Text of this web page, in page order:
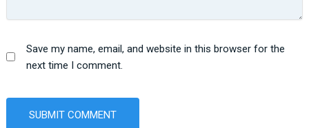
Save my name, email, and website in this browser for the
next time I comment.